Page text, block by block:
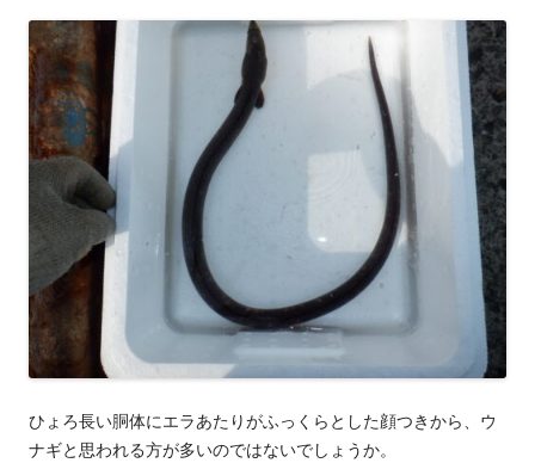
ひょろ長い胴体にエラあたりがふっくらとした顔つきから、ウ
ナギと思われる方が多いのではないでしょうか。